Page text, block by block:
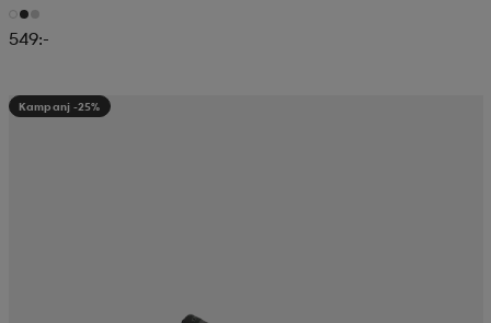
549:-
Kampanj -25%